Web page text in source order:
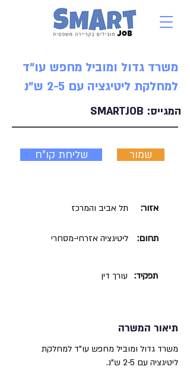
משרד גדול ומוביל מחפש עו"ד
למחלקת ליטיגציה עם 2-5 ש"נ
SMARTJOB המגייס:
שליחת קו"ח שמור
תל אביב והמרכז אזור:
ליטיגציה אזרחי-מסחרי תחום:
עורך דין תפקיד:
תיאור המשרה
משרד גדול ומוביל מחפש עו"ד למחלקת
ליטיגציה עם 2-5 ש"נ.